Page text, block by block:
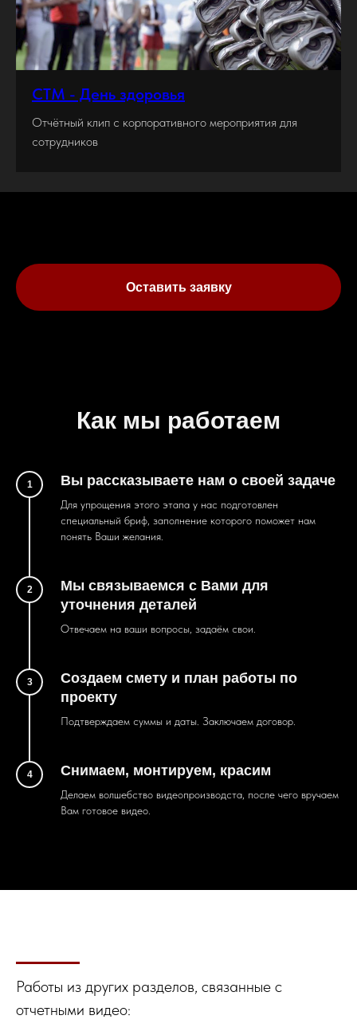
СТМ - День здоровья
Отчётный клип с корпоративного мероприятия для
сотрудников
Оставить заявку
Как мы работаем
1 Вы рассказываете нам о своей задаче
Для упрощения этого этапа у нас подготовлен
специальный бриф, заполнение которого поможет нам
понять Ваши желания.
2
Мы связываемся с Вами для
уточнения деталей
Отвечаем на ваши вопросы, задаём свои.
3
Создаем смету и план работы по
проекту
Подтверждаем суммы и даты. Заключаем договор.
4 Снимаем, монтируем, красим
Делаем волшебство видеопроизводста, после чего вручаем
Вам готовое видео.
Работы из других разделов, связанные с
отчетными видео: